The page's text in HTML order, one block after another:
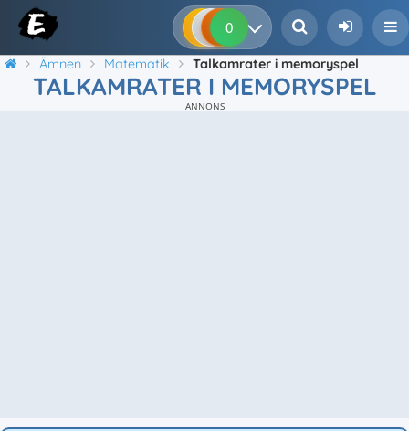
0 0 0
Ämnen Matematik Talkamrater i memoryspel
TALKAMRATER I MEMORYSPEL
ANNONS